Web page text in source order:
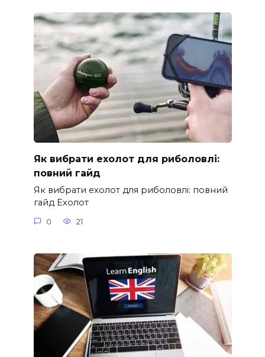
Як вибрати ехолот для риболовлі:
повний гайд
Як вибрати ехолот для риболовлі: повний
гайд Ехолот
0 21